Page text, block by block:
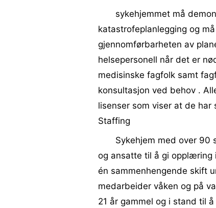
sykehjemmet må
katastrofeplanlegging og
gjennomførbarheten av
helsepersonell når det er
medisinske fagfolk samt
konsultasjon ved behov .
lisenser som viser at de
Staffing
Sykehjem med over 90
og ansatte til å gi opplæring
én sammenhengende skift
medarbeider våken og på
21 år gammel og i stand til